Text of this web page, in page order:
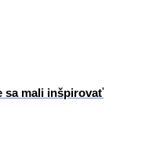
sa mali inšpirovať